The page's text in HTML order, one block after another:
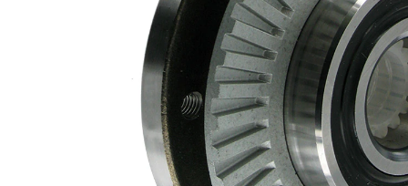
Articol
completare/Info
suplimentar 2
cu
senzor
ABS
Listă de piese de schimb
articol
Număr
articol
Cantitate
lagar
SKF00310 1
Piulita SKF04444 1